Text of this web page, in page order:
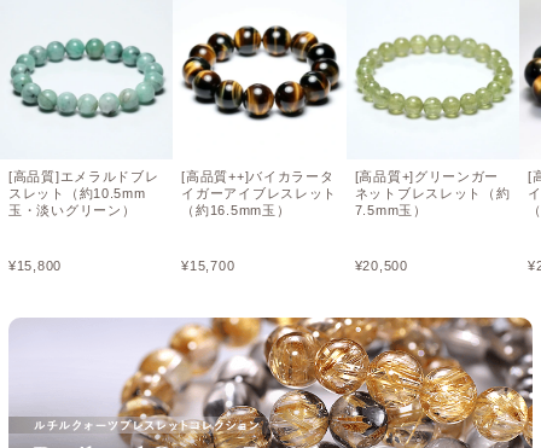
[高品質]エメラルドブレ
スレット（約10.5mm
玉・淡いグリーン）
¥15,800
[高品質++]バイカラータ
イガーアイブレスレット
（約16.5mm玉）
¥15,700
[高品質+]グリーンガー
ネットブレスレット（約
7.5mm玉）
¥20,500
[
¥